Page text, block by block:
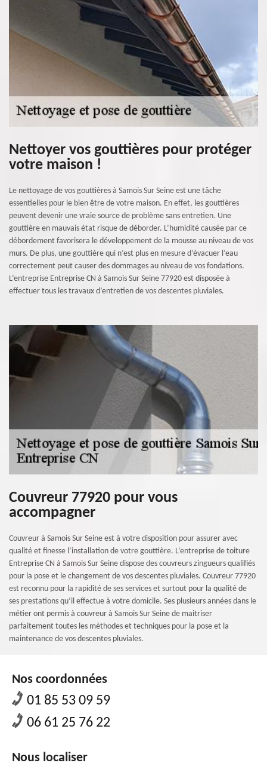
Nettoyer vos gouttières pour protéger
votre maison !
Le nettoyage de vos gouttières à Samois Sur Seine est une tâche
essentielles pour le bien être de votre maison. En effet, les gouttières
peuvent devenir une vraie source de problème sans entretien. Une
gouttière en mauvais état risque de déborder. L’humidité causée par ce
débordement favorisera le développement de la mousse au niveau de vos
murs. De plus, une gouttière qui n’est plus en mesure d’évacuer l’eau
correctement peut causer des dommages au niveau de vos fondations.
L’entreprise Entreprise CN à Samois Sur Seine 77920 est disposée à
effectuer tous les travaux d’entretien de vos descentes pluviales.
Couvreur 77920 pour vous
accompagner
Couvreur à Samois Sur Seine est à votre disposition pour assurer avec
qualité et finesse l’installation de votre gouttière. L’entreprise de toiture
Entreprise CN à Samois Sur Seine dispose des couvreurs zingueurs qualifiés
pour la pose et le changement de vos descentes pluviales. Couvreur 77920
est reconnu pour la rapidité de ses services et surtout pour la qualité de
ses prestations qu’il effectue à votre domicile. Ses plusieurs années dans le
métier ont permis à couvreur à Samois Sur Seine de maitriser
parfaitement toutes les méthodes et techniques pour la pose et la
maintenance de vos descentes pluviales.
Nos coordonnées
01 85 53 09 59
06 61 25 76 22
Nous localiser